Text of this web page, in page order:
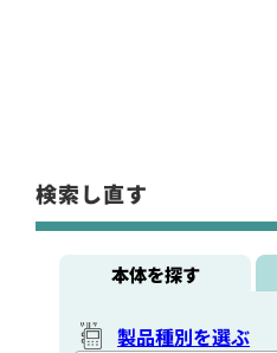
検索し直す
本体を探す
製品種別を選ぶ